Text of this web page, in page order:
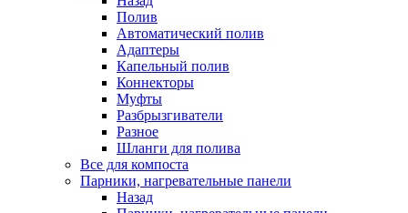
Полив
Автоматический полив
Адаптеры
Капельный полив
Коннекторы
Муфты
Разбрызгиватели
Разное
Шланги для полива
Все для компоста
Парники, нагревательные панели
Назад